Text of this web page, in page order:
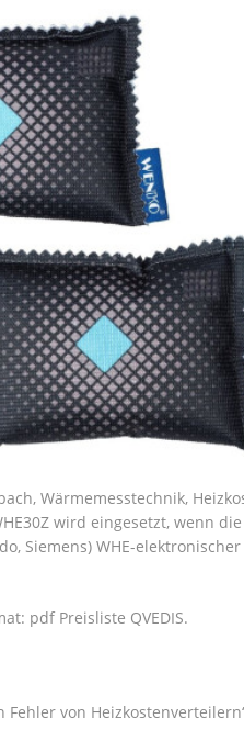
Wärmemesstechnik,
wird eingesetzt, wenn
Siemens) WHE-
pdf Preisliste QVEDIS.
Fehler von